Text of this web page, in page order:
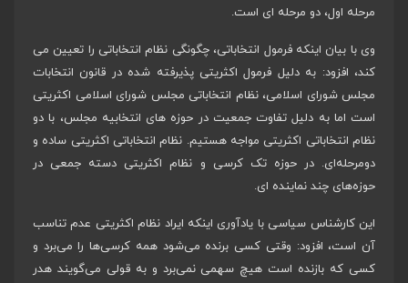
مرحله اول، دو مرحله ای است.
وی با بیان اینکه فرمول انتخاباتی، چگونگی نظام انتخاباتی را تعیین می
کند، افزود: به دلیل فرمول اکثریتی پذیرفته شده در قانون انتخابات
مجلس شورای اسلامی، نظام انتخاباتی مجلس شورای اسلامی اکثریتی
است اما به دلیل تفاوت جمعیت در حوزه های انتخابیه مجلس، با دو
نظام انتخاباتی اکثریتی مواجه هستیم. نظام انتخاباتی اکثریتی ساده و
دومرحله‌ای. در حوزه تک کرسی و نظام اکثریتی دسته جمعی در
حوزه‌های چند نماینده ای.
این کارشناس سیاسی با یادآوری اینکه ایراد نظام اکثریتی عدم تناسب
آن است، افزود: وقتی کسی برنده می‌شود همه کرسی‌ها را می‌برد و
کسی که بازنده است هیچ سهمی نمی‌برد و به قولی می‌گویند هدر